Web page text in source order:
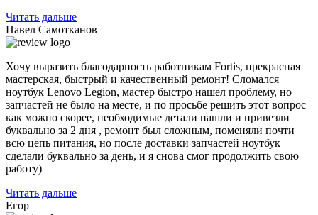
Читать дальше
Павел Самотканов
Хочу выразить благодарность работникам Fortis, прекрасная
мастерская, быстрый и качественный ремонт! Сломался
ноутбук Lenovo Legion, мастер быстро нашел проблему, но
запчастей не было на месте, и по просьбе решить этот вопрос
как можно скорее, необходимые детали нашли и привезли
буквально за 2 дня , ремонт был сложным, поменяли почти
всю цепь питания, но после доставки запчастей ноутбук
сделали буквально за день, и я снова смог продолжить свою
работу)
Читать дальше
Егор